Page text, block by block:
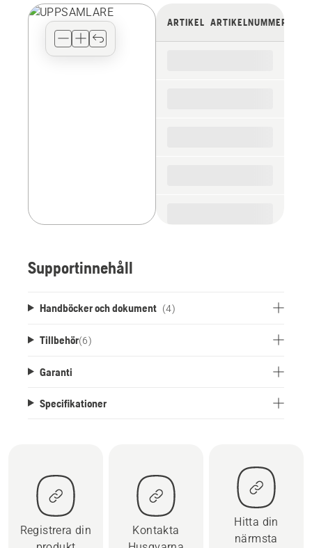
view
ARTIKEL ARTIKELNUMMER
Supportinnehåll
Handböcker och dokument (4)
Tillbehör(6)
Garanti
Specifikationer
Registrera din
Kontakta
Hitta din
närmsta